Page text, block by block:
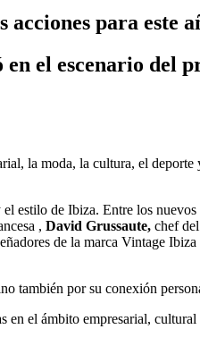
para este
el escenario del
la moda, la cultura, el
estilo de Ibiza. Entre los
, David Grussaute, chef
de la marca Vintage
también por su conexión
en el ámbito empresarial,